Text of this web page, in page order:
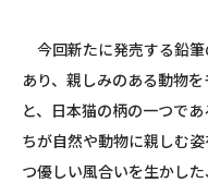
今回新たに発売する鉛
あり、親しみのある動物
と、日本猫の柄の一つで
ちが自然や動物に親しむ
つ優しい風合いを生かし